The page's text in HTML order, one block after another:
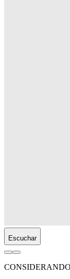
Escuchar